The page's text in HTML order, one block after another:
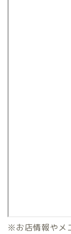
※お店情報やメ